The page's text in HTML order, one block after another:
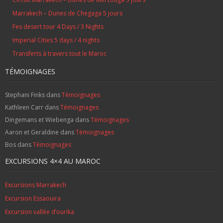
fameuse vallée d’Ounila jusqu’au Ksar d’Ait
ben haddou, déjeuner et visite guidée de
l’ancien Ksar déclaré patrimoine mondiale
depuis 1986. Rejoindre Ouarzazate,
(selon le choix). Enfin transfert vers votre
hôtel pour une nuit en demi-pension.
Jour 2 : Ouarzazate – kasbah de
Marrakech – Dunes de Chegaga 5 jours
Fes desert tour 4 Days / 3 Nights
Imperial Cities 5 days / 4 nights
Transferts à travers tout le Maroc
TÉMOIGNAGES
Stephani Finks dansTémoignages
Kathleen Carr dansTémoignages
Dingemans et Wiebenga dansTémoignages
Aaron et Geraldine dansTémoignages
Bos dansTémoignages
EXCURSIONS 4×4 AU MAROC
Excursions Marrakech
Excursion Essaouira
Excursion vallée d’ourika